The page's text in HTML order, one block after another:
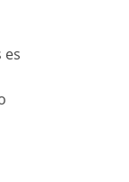
es